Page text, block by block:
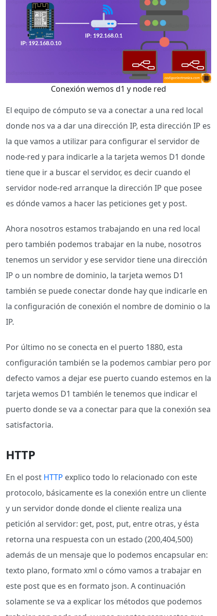
Conexión wemos d1 y node red
El equipo de cómputo se va a conectar a una red local
donde nos va a dar una dirección IP, esta dirección IP es
la que vamos a utilizar para configurar el servidor de
node-red y para indicarle a la tarjeta wemos D1 donde
tiene que ir a buscar el servidor, es decir cuando el
servidor node-red arranque la dirección IP que posee
es dónde vamos a hacer las peticiones get y post.
Ahora nosotros estamos trabajando en una red local
pero también podemos trabajar en la nube, nosotros
tenemos un servidor y ese servidor tiene una dirección
IP o un nombre de dominio, la tarjeta wemos D1
también se puede conectar donde hay que indicarle en
la configuración de conexión el nombre de dominio o la
IP.
Por último no se conecta en el puerto 1880, esta
configuración también se la podemos cambiar pero por
defecto vamos a dejar ese puerto cuando estemos en la
tarjeta wemos D1 también le tenemos que indicar el
puerto donde se va a conectar para que la conexión sea
satisfactoria.
HTTP
En el post HTTP explico todo lo relacionado con este
protocolo, básicamente es la conexión entre un cliente
y un servidor donde donde el cliente realiza una
petición al servidor: get, post, put, entre otras, y ésta
retorna una respuesta con un estado (200,404,500)
además de un mensaje que lo podemos encapsular en:
texto plano, formato xml o cómo vamos a trabajar en
este post que es en formato json. A continuación
solamente se va a explicar los métodos que podemos